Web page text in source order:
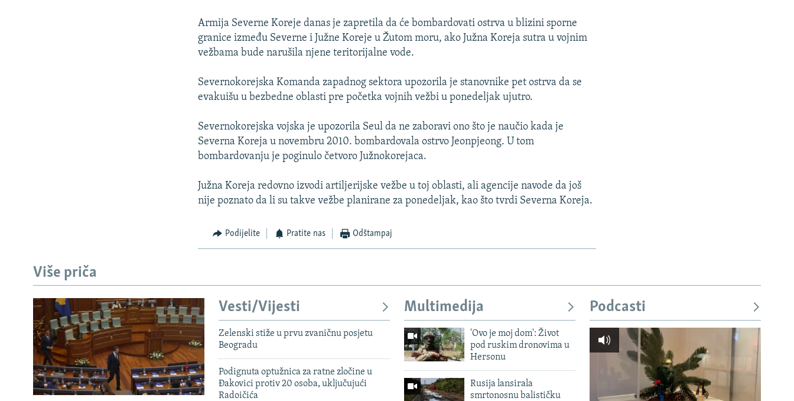
Armija Severne Koreje danas je zapretila da će bombardovati ostrva u blizini sporne
granice između Severne i Južne Koreje u Žutom moru, ako Južna Koreja sutra u vojnim
vežbama bude narušila njene teritorijalne vode.
Severnokorejska Komanda zapadnog sektora upozorila je stanovnike pet ostrva da se
evakuišu u bezbedne oblasti pre početka vojnih vežbi u ponedeljak ujutro.
Severnokorejska vojska je upozorila Seul da ne zaboravi ono što je naučio kada je
Severna Koreja u novembru 2010. bombardovala ostrvo Jeonpjeong. U tom
bombardovanju je poginulo četvoro Južnokorejaca.
Južna Koreja redovno izvodi artiljerijske vežbe u toj oblasti, ali agencije navode da još
nije poznato da li su takve vežbe planirane za ponedeljak, kao što tvrdi Severna Koreja.
Podijelite Pratite nas Odštampaj
Više priča
Vesti/Vijesti
Zelenski stiže u prvu zvaničnu posjetu
Beogradu
Podignuta optužnica za ratne zločine u
Đakovici protiv 20 osoba, uključujući
Radoičića
Multimedija
'Ovo je moj dom': Život
pod ruskim dronovima u
Hersonu
Rusija lansirala
smrtonosnu balističku
Podcasti